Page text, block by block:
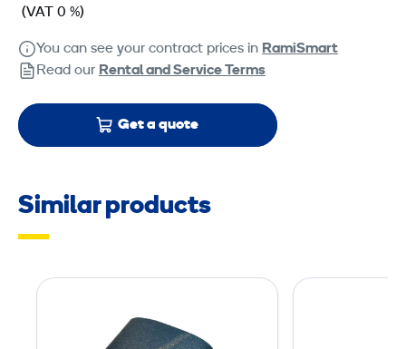
(VAT 0 %)
You can see your contract prices in RamiSmart
Read our Rental and Service Terms
Get a quote
Similar products
n